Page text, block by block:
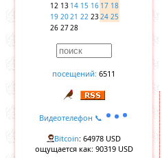
12 13 14 15 16 17 18
19 2021 22 2324 25
26 2728
посещений: 6511
Видеотелефон 📞
Bitcoin: 64978 USD
ощущается как: 90319 USD